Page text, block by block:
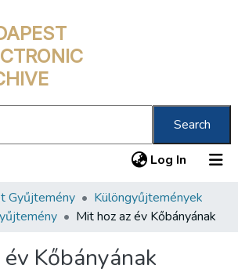
Search
Log In (current)
Gyűjtemény
Különgyűjtemények
Mit hoz az év Kőbányának
Kőbányának